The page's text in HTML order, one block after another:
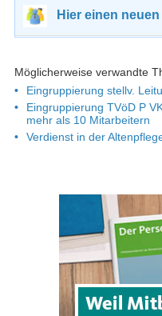
Hier einen
Möglicherweise verwandte
Eingruppierung stellv.
Eingruppierung TVöD P
mehr als 10 Mitarbeitern
Verdienst in der